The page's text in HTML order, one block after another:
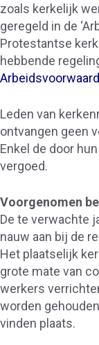
zoals kerkelijk
geregeld in de
Protestantse kerk
hebbende
Leden van
ontvangen geen
Enkel de door
vergoed.
Voorgenomen
De te verwachte
nauw aan bij de
Het plaatselijk
grote mate van
werkers
worden
vinden plaats.